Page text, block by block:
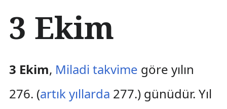
ç
e
r
e
t
3 Ekim
3 Ekim, Miladi takvime göre yılın
276. (artık yıllarda 277.) günüdür. Yıl